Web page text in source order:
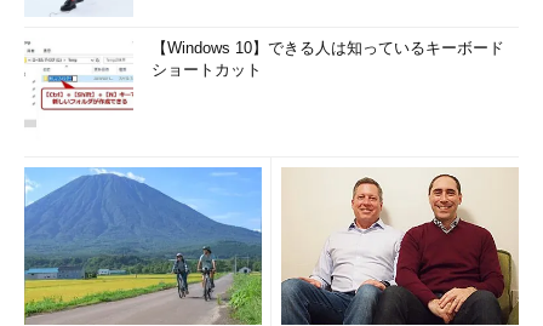
【Windows 10】できる人は知っているキーボード
ショートカット